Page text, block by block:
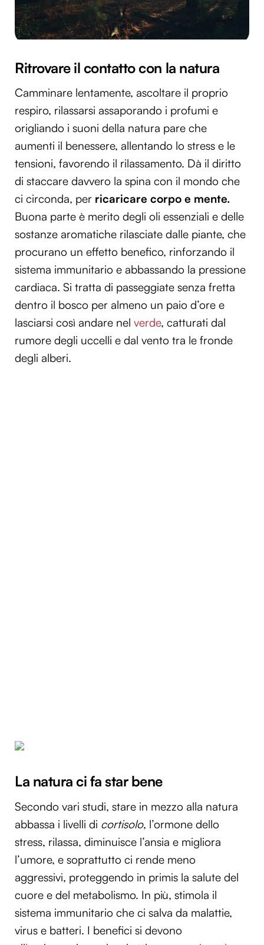
Ritrovare il contatto con la natura
Camminare lentamente, ascoltare il proprio
respiro, rilassarsi assaporando i profumi e
origliando i suoni della natura pare che
aumenti il benessere, allentando lo stress e le
tensioni, favorendo il rilassamento. Dà il diritto
di staccare davvero la spina con il mondo che
ci circonda, per ricaricare corpo e mente.
Buona parte è merito degli oli essenziali e delle
sostanze aromatiche rilasciate dalle piante, che
procurano un effetto benefico, rinforzando il
sistema immunitario e abbassando la pressione
cardiaca. Si tratta di passeggiate senza fretta
dentro il bosco per almeno un paio d’ore e
lasciarsi così andare nel verde, catturati dal
rumore degli uccelli e dal vento tra le fronde
degli alberi.
La natura ci fa star bene
Secondo vari studi, stare in mezzo alla natura
abbassa i livelli di cortisolo, l’ormone dello
stress, rilassa, diminuisce l’ansia e migliora
l’umore, e soprattutto ci rende meno
aggressivi, proteggendo in primis la salute del
cuore e del metabolismo. In più, stimola il
sistema immunitario che ci salva da malattie,
virus e batteri. I benefici si devono